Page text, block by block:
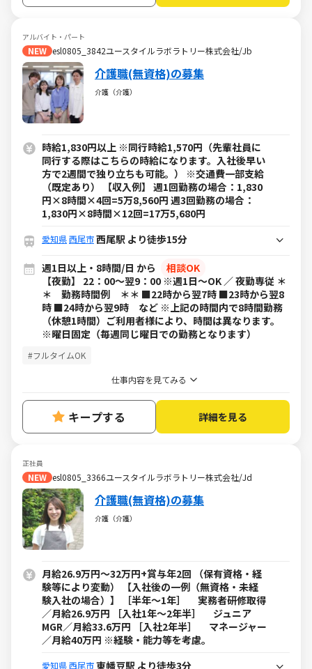
アルバイト・パート
NEW esl0805_3842ユースタイルラボラトリー株式会社/Jb
介護職(無資格)の募集
介護（介護）
時給1,830円以上 ※同行時給1,570円（先輩社員に
同行する際はこちらの時給になります。入社後早い
方で2週間で独り立ちも可能。） ※交通費一部支給
（既定あり） 【収入例】 週1回勤務の場合：1,830
円×8時間×4回=5万8,560円 週3回勤務の場合：
1,830円×8時間×12回=17万5,680円
愛知県西尾市西尾駅 より徒歩15分
週1日以上・8時間/日 から
相談OK
【夜勤】 22：00～翌9：00 ※週1日～OK ／ 夜勤専従 ＊
＊ 勤務時間例 ＊＊ ■22時から翌7時 ■23時から翌8
時 ■24時から翌9時 など ※上記の時間内で8時間勤務
（休憩1時間）ご利用者様により、時間は異なります。
※曜日固定（毎週同じ曜日での勤務となります）
#フルタイムOK
仕事内容を見てみる
キープする 詳細を見る
正社員
NEW esl0805_3366ユースタイルラボラトリー株式会社/Jd
介護職(無資格)の募集
介護（介護）
月給26.9万円～32万円+賞与年2回 （保有資格・経
験等により変動） 【入社後の一例（無資格・未経
験入社の場合）】 ［半年～1年］ 実務者研修取得
／月給26.9万円 ［入社1年～2年半］ ジュニア
MGR／月給33.6万円 ［入社2年半］ マネージャー
／月給40万円 ※経験・能力等を考慮。
愛知県西尾市東幡豆駅 より徒歩3分